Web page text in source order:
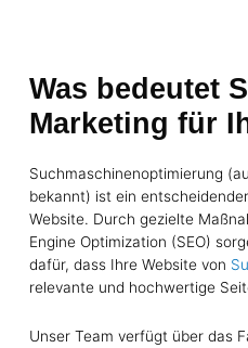
Was bedeutet
Marketing für
Suchmaschinenoptimierung
bekannt) ist ein
Website. Durch gezielte
Engine Optimization (SEO)
dafür, dass Ihre Website von
relevante und hochwertige
Unser Team verfügt über das